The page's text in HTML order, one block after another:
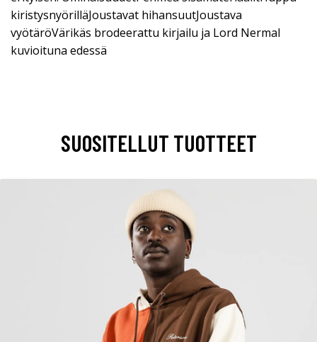
kiristysnyörilläJoustavat hihansuutJoustava
vyötäröVärikäs brodeerattu kirjailu ja Lord Nermal
kuvioituna edessä
SUOSITELLUT TUOTTEET